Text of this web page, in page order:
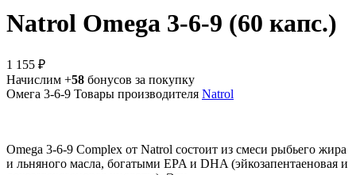
Natrol Omega 3-6-9 (60 капс.)
1 155 ₽
Начислим +58 бонусов за покупку
Омега 3-6-9 Товары производителя Natrol
Omega 3-6-9 Complex от Natrol состоит из смеси рыбьего жира
и льняного масла, богатыми EPA и DHA (эйкозапентаеновая и